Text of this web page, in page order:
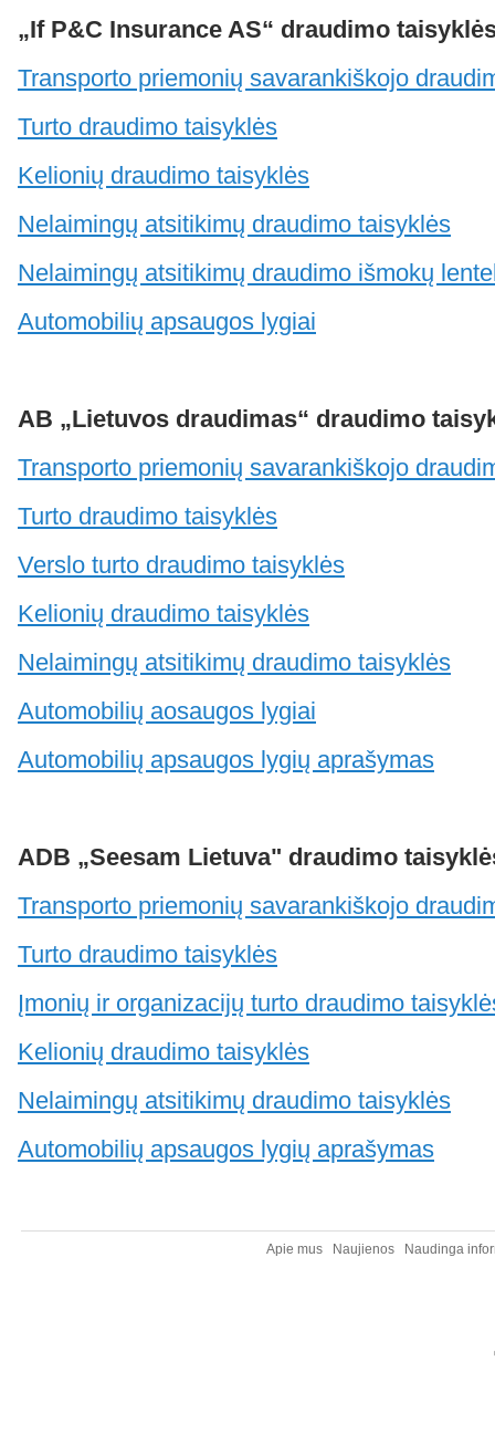
„If P&C Insurance AS“ draudimo
Transporto priemonių savarankiškojo
Turto draudimo taisyklės
Kelionių draudimo taisyklės
Nelaimingų atsitikimų draudimo taisyklės
Nelaimingų atsitikimų draudimo išmokų
Automobilių apsaugos lygiai
AB „Lietuvos draudimas“ draudimo
Transporto priemonių savarankiškojo
Turto draudimo taisyklės
Verslo turto draudimo taisyklės
Kelionių draudimo taisyklės
Nelaimingų atsitikimų draudimo taisyklės
Automobilių aosaugos lygiai
Automobilių apsaugos lygių aprašymas
ADB „Seesam Lietuva" draudimo
Transporto priemonių savarankiškojo
Turto draudimo taisyklės
Įmonių ir organizacijų turto draudimo
Kelionių draudimo taisyklės
Nelaimingų atsitikimų draudimo taisyklės
Automobilių apsaugos lygių aprašymas
Apie mus Naujienos Naudinga